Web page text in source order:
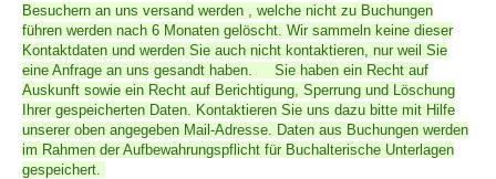
Besuchern an uns versand werden , welche nicht zu Buchungen
führen werden nach 6 Monaten gelöscht. Wir sammeln keine dieser
Kontaktdaten und werden Sie auch nicht kontaktieren, nur weil Sie
eine Anfrage an uns gesandt haben. Sie haben ein Recht auf
Auskunft sowie ein Recht auf Berichtigung, Sperrung und Löschung
Ihrer gespeicherten Daten. Kontaktieren Sie uns dazu bitte mit Hilfe
unserer oben angegeben Mail-Adresse. Daten aus Buchungen werden
im Rahmen der Aufbewahrungspflicht für Buchalterische Unterlagen
gespeichert.